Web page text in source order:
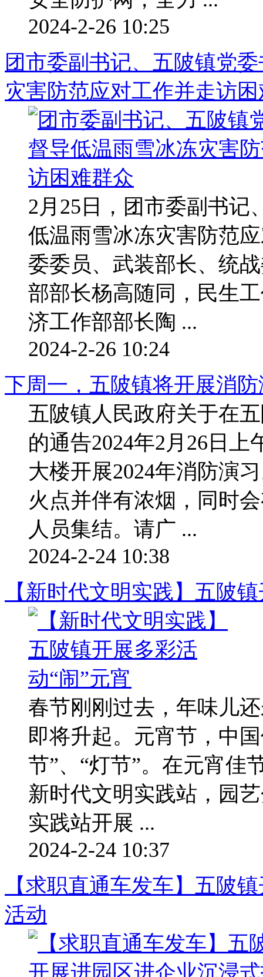
2024-2-26 10:25
团市委副书记、五陂镇党
灾害防范应对工作并走访
2月25日，团市委副书记
低温雨雪冰冻灾害防范
委委员、武装部长、统
部部长杨高随同，民生
济工作部部长陶 ...
2024-2-26 10:24
下周一，五陂镇将开展消
五陂镇人民政府关于在
的通告2024年2月26日上
大楼开展2024年消防演
火点并伴有浓烟，同时
人员集结。请广 ...
2024-2-24 10:38
【新时代文明实践】五陂
春节刚刚过去，年味儿
即将升起。元宵节，中
节”、“灯节”。在元宵佳
新时代文明实践站，园
实践站开展 ...
2024-2-24 10:37
【求职直通车发车】五陂
活动